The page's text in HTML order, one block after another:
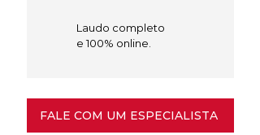
Laudo completo
e 100% online.
FALE COM UM ESPECIALISTA